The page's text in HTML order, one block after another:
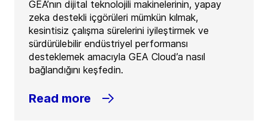
GEA’nın dijital teknolojili makinelerinin, yapay
zeka destekli içgörüleri mümkün kılmak,
kesintisiz çalışma sürelerini iyileştirmek ve
sürdürülebilir endüstriyel performansı
desteklemek amacıyla GEA Cloud’a nasıl
bağlandığını keşfedin.
Read more